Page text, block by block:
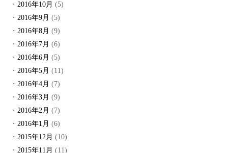
2016年10月 (5)
2016年9月 (5)
2016年8月 (9)
2016年7月 (6)
2016年6月 (5)
2016年5月 (11)
2016年4月 (7)
2016年3月 (9)
2016年2月 (7)
2016年1月 (6)
2015年12月 (10)
2015年11月 (11)